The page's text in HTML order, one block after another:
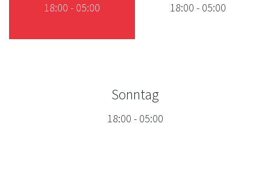
18:00 - 05:00 18:00 - 05:00
Sonntag
18:00 - 05:00